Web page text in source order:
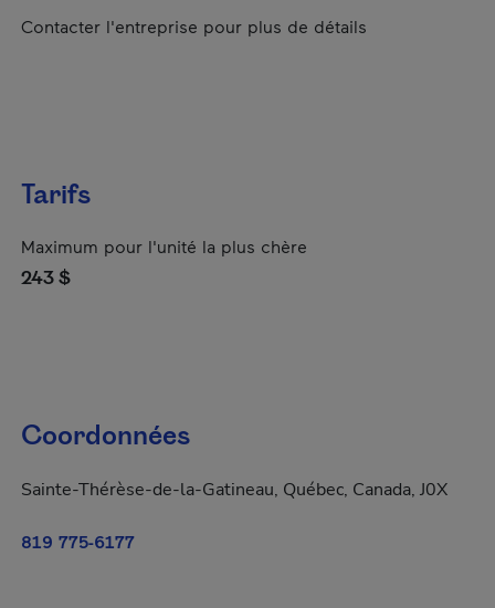
Contacter l'entreprise pour plus de détails
Tarifs
Maximum pour l'unité la plus chère
243 $
Coordonnées
Sainte-Thérèse-de-la-Gatineau, Québec, Canada, J0X
819 775-6177